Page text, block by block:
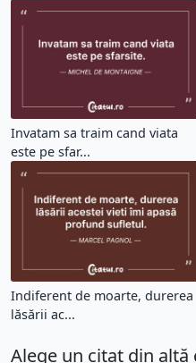
Invatam sa traim cand viata
este pe sfar...
Indiferent de moarte, durerea
lăsării ac...
Alege un citat din altă